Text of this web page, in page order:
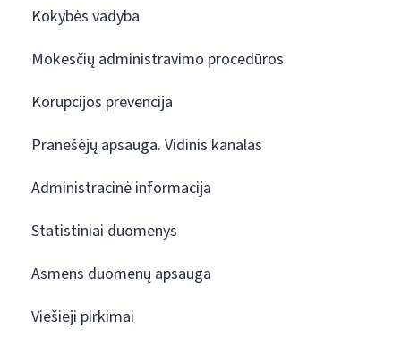
Kokybės vadyba
Mokesčių administravimo procedūros
Korupcijos prevencija
Pranešėjų apsauga. Vidinis kanalas
Administracinė informacija
Statistiniai duomenys
Asmens duomenų apsauga
Viešieji pirkimai